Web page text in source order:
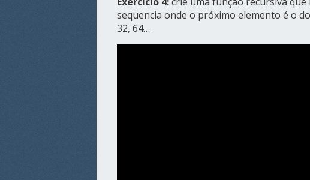
sequencia onde o próximo elemento é o
32, 64…